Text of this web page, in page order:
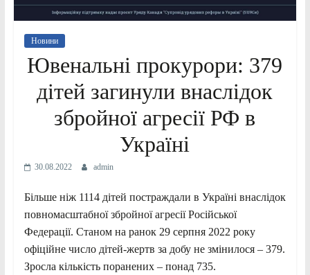
Новини
Ювенальні прокурори: 379
дітей загинули внаслідок
збройної агресії РФ в
Україні
30.08.2022 admin
Більше ніж 1114 дітей постраждали в Україні внаслідок
повномасштабної збройної агресії Російської
Федерації. Станом на ранок 29 серпня 2022 року
офіційне число дітей-жертв за добу не змінилося – 379.
Зросла кількість поранених – понад 735.